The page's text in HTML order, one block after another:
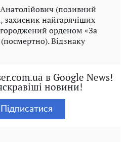
(позивний
найгарячіших
орденом «За
Відзнаку
в Google News!
новини!
Підписатися